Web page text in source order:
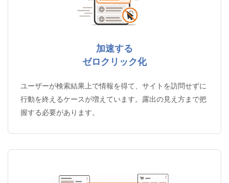
加速する
ゼロクリック化
ユーザーが検索結果上で情報を得て、サイトを訪問せずに
行動を終えるケースが増えています。露出の見え方まで把
握する必要があります。